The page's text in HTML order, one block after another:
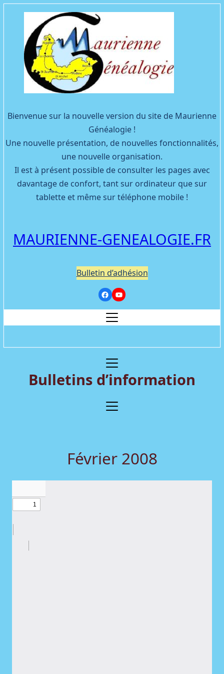
Bienvenue sur la nouvelle version du site de Maurienne
Généalogie !
Une nouvelle présentation, de nouvelles fonctionnalités,
une nouvelle organisation.
Il est à présent possible de consulter les pages avec
davantage de confort, tant sur ordinateur que sur
tablette et même sur téléphone mobile !
MAURIENNE-GENEALOGIE.FR
Bulletin d’adhésion
Facebook
YouTube
Bulletins d’information
Février 2008